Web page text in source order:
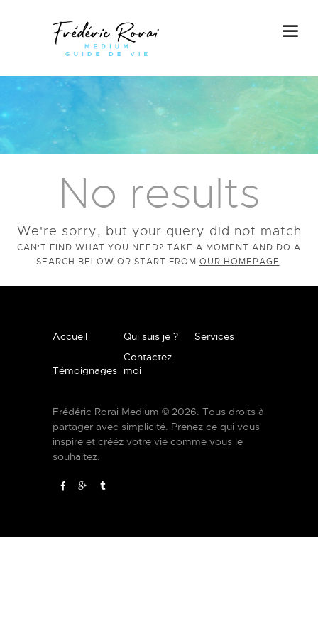
No results
We're sorry, but your query did not match
CAN'T FIND WHAT YOU NEED? TAKE A MOMENT AND DO A
SEARCH BELOW OR START FROM OUR HOMEPAGE .
Accueil Qui suis je ? Services
Témoignages
Contactez
moi
Frédéric Rorai Medium © 2026. Tous droits à
partager avec simplicité. Prenez ce qui vous
inspire et crééz votre vie comme vous le
souhaitez.